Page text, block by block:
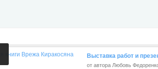
Выставка работ и
от автора Любовь